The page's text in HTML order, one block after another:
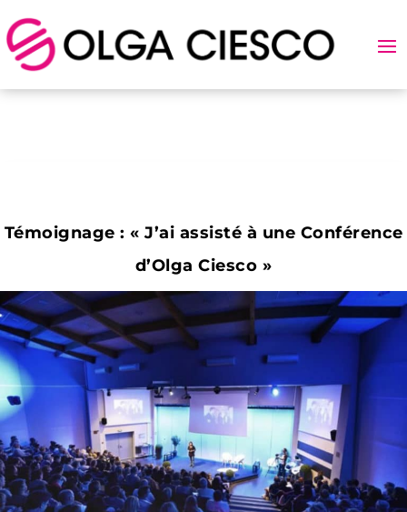
Témoignage : « J’ai assisté à une Conférence
d’Olga Ciesco »